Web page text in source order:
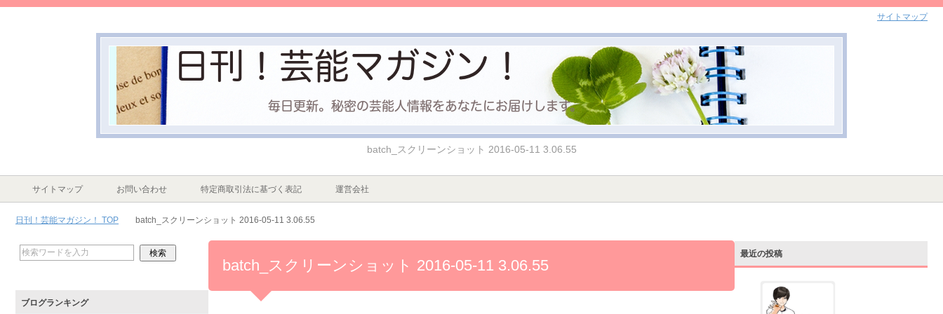
batch_スクリーンショット 2016-05-11 3.06.55
サイトマップ お問い合わせ 特定商取引法に基づく表記 運営会社
日刊！芸能マガジン！ TOP batch_スクリーンショット 2016-05-11 3.06.55
batch_スクリーンショット 2016-05-11 3.06.55
ブログランキング
最近の投稿
サイトマップ